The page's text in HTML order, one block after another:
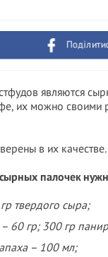
являются
их можно своими
в их качестве.
палочек
твердого сыра;
60 гр; 300 гр
– 100 мл;